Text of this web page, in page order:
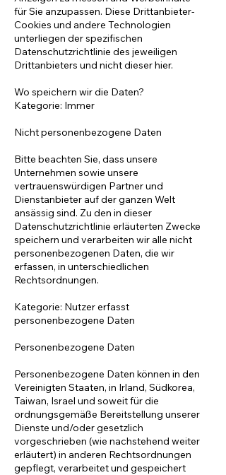
für Sie anzupassen. Diese Drittanbieter-
Cookies und andere Technologien
unterliegen der spezifischen
Datenschutzrichtlinie des jeweiligen
Drittanbieters und nicht dieser hier.
Wo speichern wir die Daten?
Kategorie: Immer
Nicht personenbezogene Daten
Bitte beachten Sie, dass unsere
Unternehmen sowie unsere
vertrauenswürdigen Partner und
Dienstanbieter auf der ganzen Welt
ansässig sind. Zu den in dieser
Datenschutzrichtlinie erläuterten Zwecke
speichern und verarbeiten wir alle nicht
personenbezogenen Daten, die wir
erfassen, in unterschiedlichen
Rechtsordnungen.
Kategorie: Nutzer erfasst
personenbezogene Daten
Personenbezogene Daten
Personenbezogene Daten können in den
Vereinigten Staaten, in Irland, Südkorea,
Taiwan, Israel und soweit für die
ordnungsgemäße Bereitstellung unserer
Dienste und/oder gesetzlich
vorgeschrieben (wie nachstehend weiter
erläutert) in anderen Rechtsordnungen
gepflegt, verarbeitet und gespeichert